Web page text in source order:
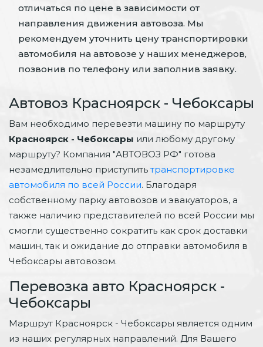
отличаться по цене в зависимости от
направления движения автовоза. Мы
рекомендуем уточнить цену транспортировки
автомобиля на автовозе у наших менеджеров,
позвонив по телефону или заполнив заявку.
Автовоз Красноярск - Чебоксары
Вам необходимо перевезти машину по маршруту
Красноярск - Чебоксары или любому другому
маршруту? Компания "АВТОВОЗ РФ" готова
незамедлительно приступитьтранспортировке
автомобиля по всей России. Благодаря
собственному парку автовозов и эвакуаторов, а
также наличию представителей по всей России мы
смогли существенно сократить как срок доставки
машин, так и ожидание до отправки автомобиля в
Чебоксары автовозом.
Перевозка авто Красноярск -
Чебоксары
Маршрут Красноярск - Чебоксары является одним
из наших регулярных направлений. Для Вашего